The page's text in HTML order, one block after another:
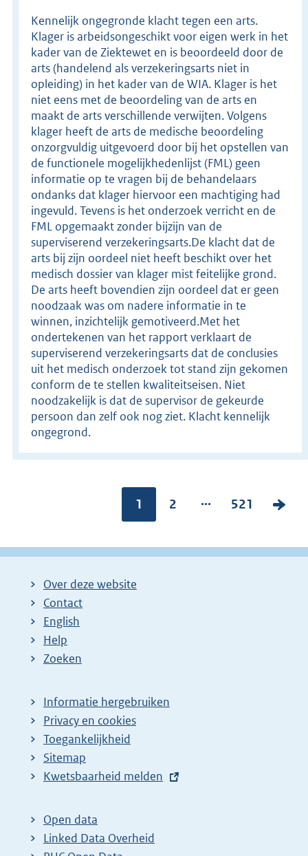
Kennelijk ongegronde klacht tegen een arts.
Klager is arbeidsongeschikt voor eigen werk in het
kader van de Ziektewet en is beoordeeld door de
arts (handelend als verzekeringsarts niet in
opleiding) in het kader van de WIA. Klager is het
niet eens met de beoordeling van de arts en
maakt de arts verschillende verwijten. Volgens
klager heeft de arts de medische beoordeling
onzorgvuldig uitgevoerd door bij het opstellen van
de functionele mogelijkhedenlijst (FML) geen
informatie op te vragen bij de behandelaars
ondanks dat klager hiervoor een machtiging had
ingevuld. Tevens is het onderzoek verricht en de
FML opgemaakt zonder bijzijn van de
superviserend verzekeringsarts.De klacht dat de
arts bij zijn oordeel niet heeft beschikt over het
medisch dossier van klager mist feitelijke grond.
De arts heeft bovendien zijn oordeel dat er geen
noodzaak was om nadere informatie in te
winnen, inzichtelijk gemotiveerd.Met het
ondertekenen van het rapport verklaart de
superviserend verzekeringsarts dat de conclusies
uit het medisch onderzoek tot stand zijn gekomen
conform de te stellen kwaliteitseisen. Niet
noodzakelijk is dat de supervisor de gekeurde
persoon dan zelf ook nog ziet. Klacht kennelijk
ongegrond.
Pagina:
1
P
g
2 ...
P
g
521
V
l
Over deze website
Contact
English
Help
Zoeken
Informatie hergebruiken
Privacy en cookies
Toegankelijkheid
Sitemap
E
t
e
r
Kwetsbaarheid melden
Open data
Linked Data Overheid